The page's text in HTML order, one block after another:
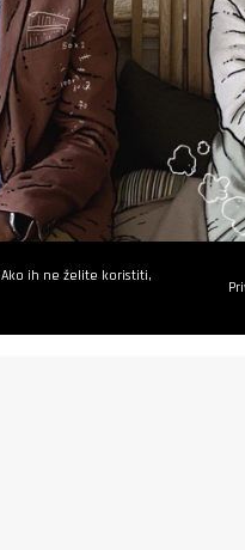
ih ne želite koristiti,